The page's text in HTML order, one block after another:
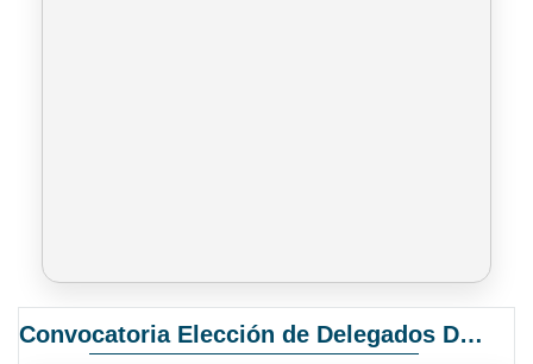
Convocatoria Elección de Delegados Docentes para el XIV Congreso Nacional de Universidades